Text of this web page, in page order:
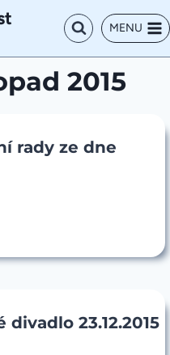
MENU
2015
rady ze dne
23.12.2015